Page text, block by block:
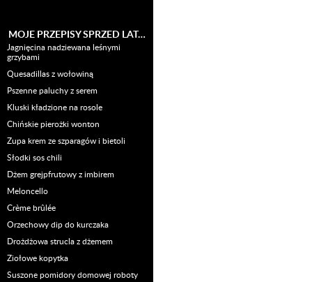
MOJE PRZEPISY SPRZED LAT…
Jagnięcina nadziewana leśnymi
grzybami
Quesadillas z wołowiną
Pszenne paluchy z serem
Kluski kładzione na rosole
Chińskie pierożki wonton
Zupa krem ze szparagów i bietoli
Słodki sos chili
Dżem grejpfrutowy z imbirem
Meloncello
Crème brûlée
Orzechowy dip do kurczaka
Drożdżowa strucla z dżemem
Ziołowe kopytka
Suszone pomidory domowej roboty